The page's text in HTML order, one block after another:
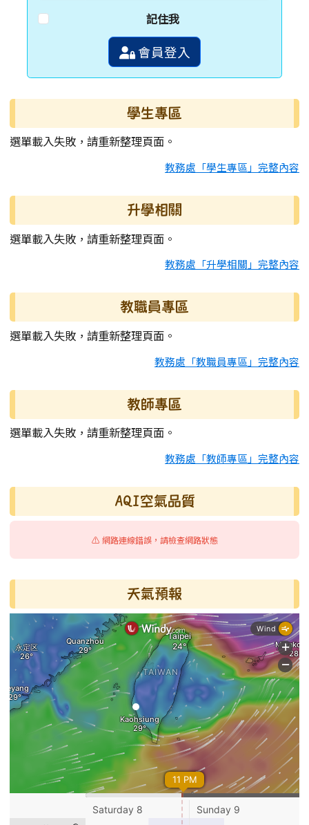
記住我
會員登入
學生專區
選單載入失敗，請重新整理頁面。
教務處「學生專區」完整內容
升學相關
選單載入失敗，請重新整理頁面。
教務處「升學相關」完整內容
教職員專區
選單載入失敗，請重新整理頁面。
教務處「教職員專區」完整內容
教師專區
選單載入失敗，請重新整理頁面。
教務處「教師專區」完整內容
AQI空氣品質
⚠️ 網路連線錯誤，請檢查網路狀態
天氣預報